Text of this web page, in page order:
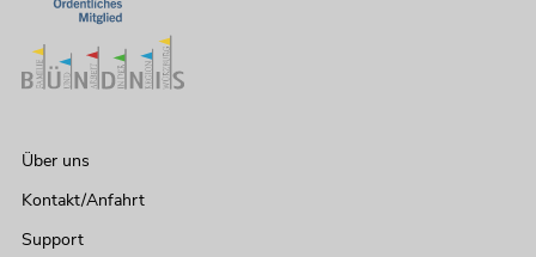
Über uns
Kontakt/Anfahrt
Support